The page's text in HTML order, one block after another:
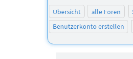
Übersicht alle Foren
Benutzerkonto erstellen